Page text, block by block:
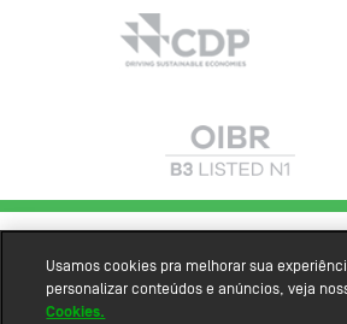
Usamos cookies pra melhorar sua
personalizar conteúdos e anúncios, veja
Cookies.